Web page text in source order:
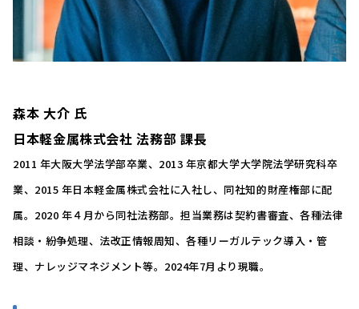
森本 大介 氏
日本軽金属株式会社 法務部 課長
2011 年大阪大学法学部卒業、2013 年京都大学大学院法学研究科卒
業、2015 年日本軽金属株式会社に入社し、同社知的財産権部に配
属。2020 年４月から同社法務部。担当業務は契約書審査、各種法律
相談・紛争処理、法改正情報周知、各種リーガルテック導入・管
理、ナレッジマネジメント等。2024年7月より現職。